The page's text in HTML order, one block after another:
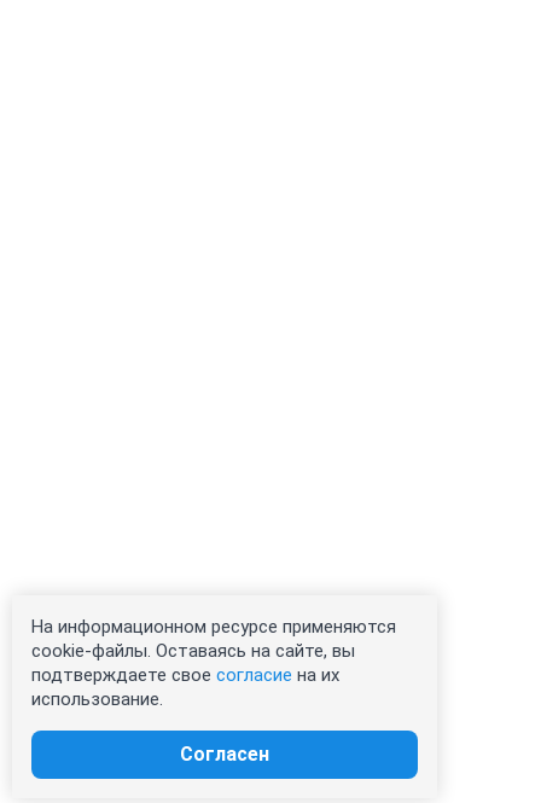
На информационном ресурсе применяются
cookie-файлы. Оставаясь на сайте, вы
подтверждаете свое согласие на их
использование.
Согласен